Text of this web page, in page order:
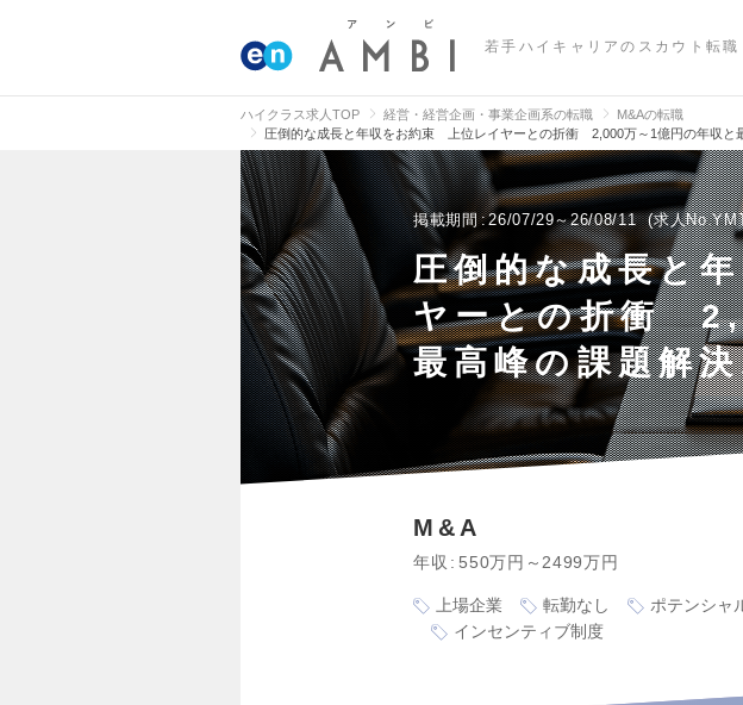
若手ハイキャリアのスカウト転職
ハイクラス求人TOP 経営・経営企画・事業企画系の転職
M&Aの転職
圧倒的な成長と年収をお約束 上位レイヤーとの折衝 2,000万～1億円の年収と
掲載期間 26/07/29～26/08/11 求人
圧倒的な成長と
ヤーとの折衝
最高峰の課題解
M&A
年収 550万円～2499万円
上場企業 転勤なし ポテンシャ
インセンティブ制度